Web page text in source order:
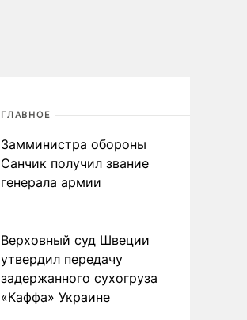
ГЛАВНОЕ
Замминистра обороны
Санчик получил звание
генерала армии
Верховный суд Швеции
утвердил передачу
задержанного сухогруза
«Каффа» Украине